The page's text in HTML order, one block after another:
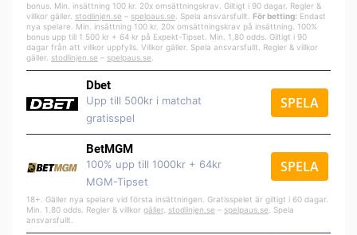
bonus. Min. insättning 100 kr. 20x omsättningskrav. Giltigt i 90 dagar. Regler &
villkor gäller. stodlinjen.se – spelpaus.se . Spela ansvarsfullt. För betting: Endast
nya spelare. Min. insättning 100 kr. 20x omsättningskrav på insättning. 100%
bonus upp till 1 500 kr + 64 kr på Expekt-Tipset. Min. 1,80 odds. Giltigt i 90
dagar från att villkor uppfylls. Villkor gäller. Spela ansvarsfullt. Regler & villkor
gäller. stodlinjen.se – spelpaus.se
Dbet
Upp till 500kr i matchat
gratisspel
SPELA
BetMGM
100% upp till 1000kr + 64kr
MGM-Tipset
SPELA
18+. Gäller nya spelare vid första insättningen. Gratisspelet är giltigt i 60 dagar.
Min. 1.80 odds. Regler & villkor gäller stodlinjen.se – spelpaus.se . Spela
ansvarsfullt.